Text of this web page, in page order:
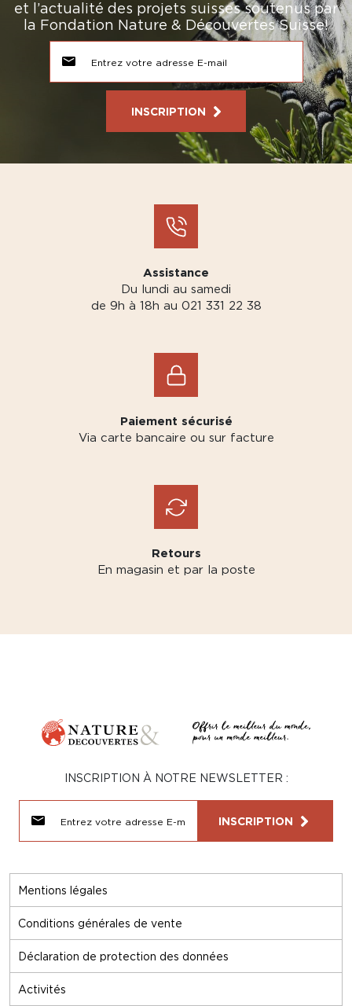
et l’actualité des projets suisses soutenus par
la Fondation Nature & Découvertes Suisse!
INSCRIPTION
Assistance
Du lundi au samedi
de 9h à 18h au 021 331 22 38
Paiement sécurisé
Via carte bancaire ou sur facture
Retours
En magasin et par la poste
Mentions légales
Conditions générales de vente
Déclaration de protection des données
Activités
INSCRIPTION À NOTRE NEWSLETTER :
INSCRIPTION